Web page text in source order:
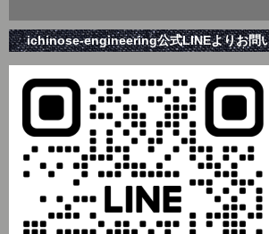
ichinose-engineering公式LINEよりお問